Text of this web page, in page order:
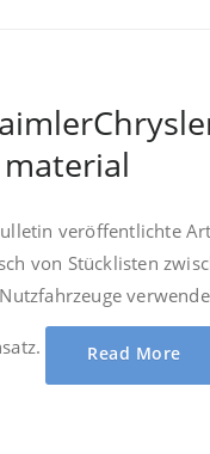
veröffentlichte
von Stücklisten
Read More